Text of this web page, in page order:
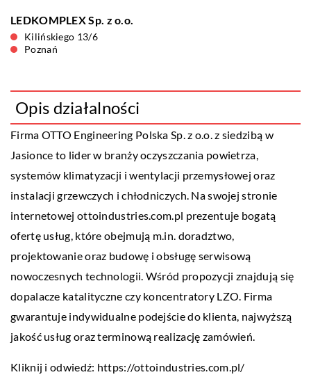
LEDKOMPLEX Sp. z o.o.
Kilińskiego 13/6
Poznań
Opis działalności
Firma OTTO Engineering Polska Sp. z o.o. z siedzibą w
Jasionce to lider w branży oczyszczania powietrza,
systemów klimatyzacji i wentylacji przemysłowej oraz
instalacji grzewczych i chłodniczych. Na swojej stronie
internetowej ottoindustries.com.pl prezentuje bogatą
ofertę usług, które obejmują m.in. doradztwo,
projektowanie oraz budowę i obsługę serwisową
nowoczesnych technologii. Wśród propozycji znajdują się
dopalacze katalityczne czy koncentratory LZO. Firma
gwarantuje indywidualne podejście do klienta, najwyższą
jakość usług oraz terminową realizację zamówień.
Kliknij i odwiedź: https://ottoindustries.com.pl/